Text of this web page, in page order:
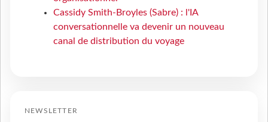
Cassidy Smith-Broyles (Sabre) : l'IA
conversationnelle va devenir un nouveau
canal de distribution du voyage
NEWSLETTER